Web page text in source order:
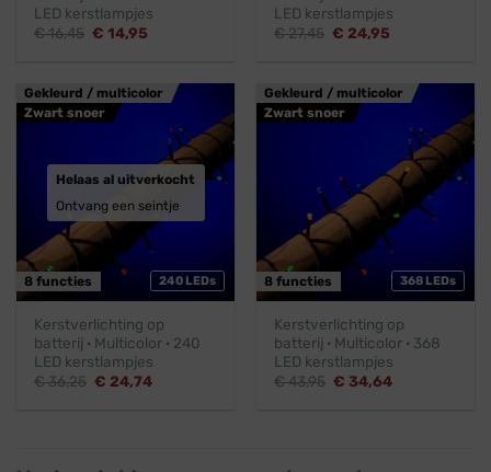
LED kerstlampjes
€16,45 Oorspronkelijke
€ 14,95
LED kerstlampjes
€27,45 Oorspronkelijke
€ 24,95
240 LEDs
Gekleurd / multicolor
Zwart snoer
8 functies
Helaas al uitverkocht
Ontvang een seintje
Kerstverlichting op
batterij · Multicolor · 240
LED kerstlampjes
€36,25 Oorspronkelijke
€ 24,74Huidige
368 LEDs
Gekleurd / multicolor
Zwart snoer
8 functies
Kerstverlichting op
batterij · Multicolor · 368
LED kerstlampjes
€43,95 Oorspronkelijke
€ 34,64Huidige